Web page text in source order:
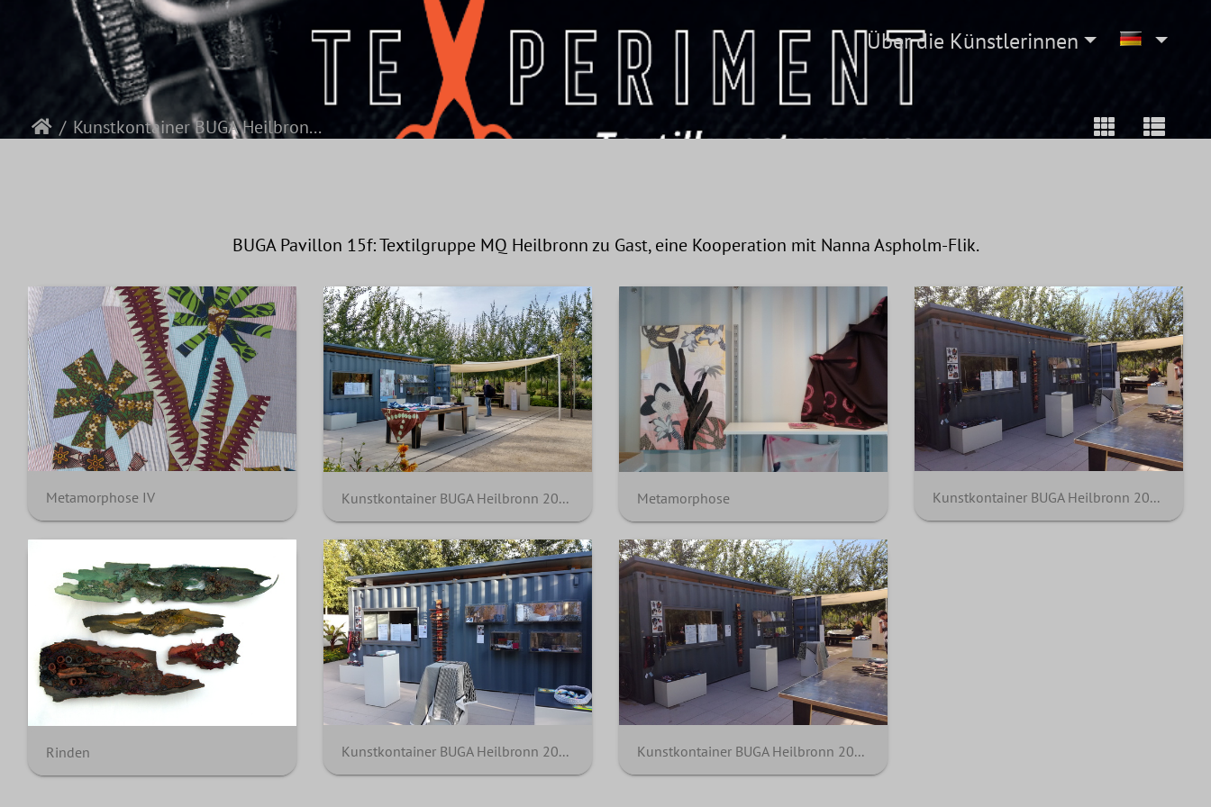
Über die Künstlerinnen
Kunstkontainer BUGA Heilbronn 2019
BUGA Pavillon 15f: Textilgruppe MQ Heilbronn zu Gast, eine Kooperation mit Nanna Aspholm-Flik.
Metamorphose IV Kunstkontainer BUGA Heilbronn 2019 Metamorphose Kunstkontainer BUGA Heilbronn 2019
Rinden Kunstkontainer BUGA Heilbronn 2019 Kunstkontainer BUGA Heilbronn 2019